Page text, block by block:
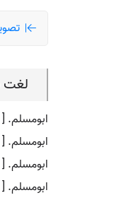
لغت
ابومسلم.
ابومسلم.
ابومسلم.
ابومسلم.